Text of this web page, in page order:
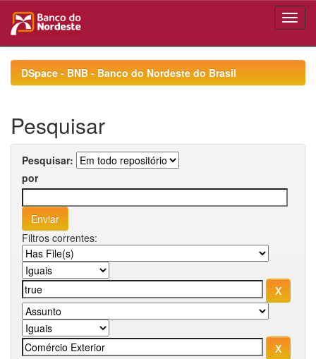
navigationDSpace - BNB - Banco do Nordeste do Brasil
Pesquisar
Pesquisar:
por
Filtros correntes: